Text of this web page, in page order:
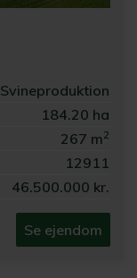
Svineproduktion
184.20 ha
267 m2
12911
46.500.000 kr.
Se ejendom